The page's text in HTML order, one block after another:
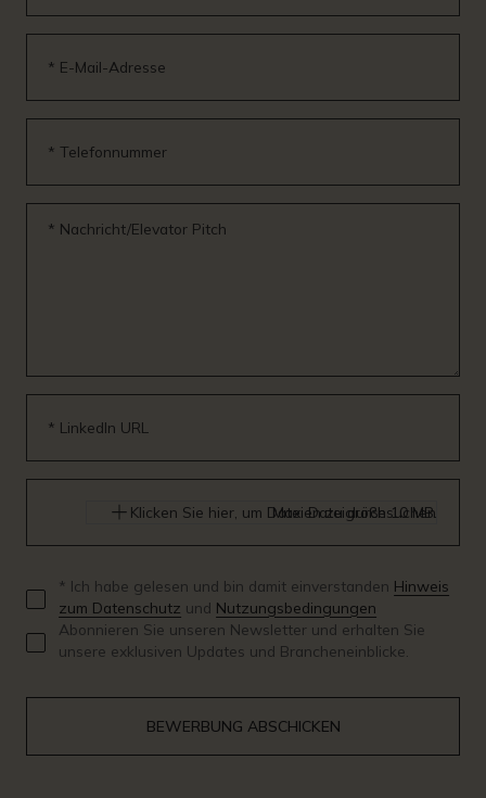
* E-Mail-Adresse
* Telefonnummer
* Nachricht/Elevator Pitch
* LinkedIn URL
Klicken Sie hier, um Dateien zu durchsuchen
Max. Dateigröße 10 MB.
* Ich habe gelesen und bin damit einverstanden Hinweis
zum Datenschutz und Nutzungsbedingungen
Abonnieren Sie unseren Newsletter und erhalten Sie
unsere exklusiven Updates und Brancheneinblicke.